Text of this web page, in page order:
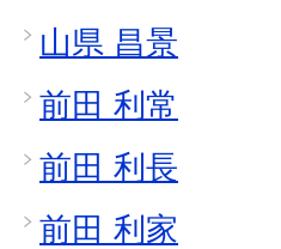
山県 昌景
前田 利常
前田 利長
前田 利家